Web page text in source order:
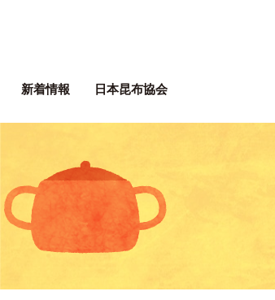
新着情報 日本昆布協会